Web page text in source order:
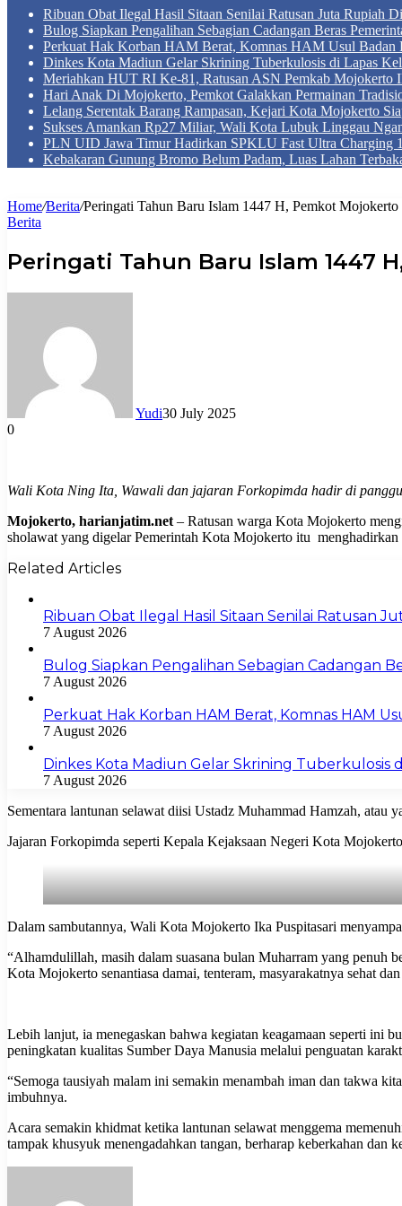
Ribuan Obat Ilegal Hasil Sitaan Senilai Ratusan Juta Rupiah
Bulog Siapkan Pengalihan Sebagian Cadangan Beras
Perkuat Hak Korban HAM Berat, Komnas HAM Usul Badan
Dinkes Kota Madiun Gelar Skrining Tuberkulosis di Lapas
Meriahkan HUT RI Ke-81, Ratusan ASN Pemkab Mojokerto
Hari Anak Di Mojokerto, Pemkot Galakkan Permainan
Lelang Serentak Barang Rampasan, Kejari Kota Mojokerto
Sukses Amankan Rp27 Miliar, Wali Kota Lubuk Linggau
PLN UID Jawa Timur Hadirkan SPKLU Fast Ultra Charging
Kebakaran Gunung Bromo Belum Padam, Luas Lahan
Home/Berita/Peringati Tahun Baru Islam 1447 H, Pemkot
Berita
Peringati Tahun Baru Islam 1447
Yudi30 July 2025
0
Wali Kota Ning Ita, Wawali dan jajaran Forkopimda hadir di
Mojokerto, harianjatim.net – Ratusan warga Kota Mojokerto
sholawat yang digelar Pemerintah Kota Mojokerto itu
Related Articles
Ribuan Obat Ilegal Hasil Sitaan Senilai Ratusan
7 August 2026
Bulog Siapkan Pengalihan Sebagian Cadangan
7 August 2026
Perkuat Hak Korban HAM Berat, Komnas HAM
7 August 2026
Dinkes Kota Madiun Gelar Skrining Tuberkulosis
7 August 2026
Sementara lantunan selawat diisi Ustadz Muhammad Hamzah, atau
Jajaran Forkopimda seperti Kepala Kejaksaan Negeri Kota
Dalam sambutannya, Wali Kota Mojokerto Ika Puspitasari
“Alhamdulillah, masih dalam suasana bulan Muharram yang penuh
Kota Mojokerto senantiasa damai, tenteram, masyarakatnya sehat
Lebih lanjut, ia menegaskan bahwa kegiatan keagamaan seperti ini
peningkatan kualitas Sumber Daya Manusia melalui penguatan
“Semoga tausiyah malam ini semakin menambah iman dan takwa
imbuhnya.
Acara semakin khidmat ketika lantunan selawat menggema
tampak khusyuk menengadahkan tangan, berharap keberkahan dan